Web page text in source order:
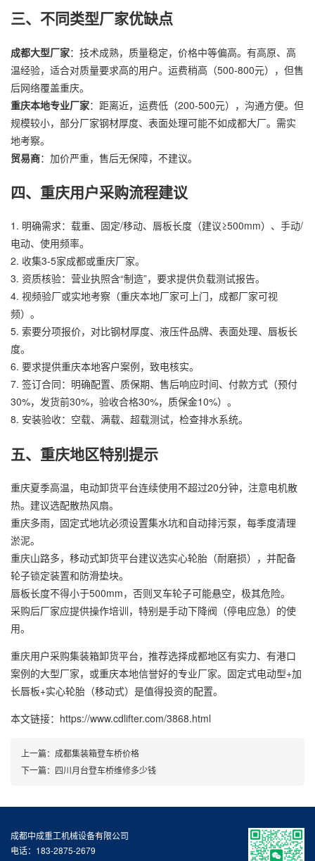
三、不同类型厂家优缺点
成都大型厂家：技术成熟，质量稳定，价格中等偏高。有高原、高
温经验，适合对质量要求高的用户。运费稍高（500-800元），但售
后网络覆盖重庆。
重庆本地专业厂家：距离近，运费低（200-500元），沟通方便。但
规模较小，部分厂家钢材厚度、表面处理可能不如成都大厂。需实
地考察。
贸易商：加价严重，售后无保障，不建议。
四、重庆用户采购流程建议
1. 明确需求：载重、固定/移动、唇板长度（建议≥500mm）、手动/
电动、使用频率。
2. 收集3-5家成都或重庆厂家。
3. 资质核验：营业执照含“制造”，要求提供负载测试报告。
4. 视频验厂或实地考察（重庆本地厂家可上门，成都厂家可视
频）。
5. 索要分项报价，对比钢材厚度、液压件品牌、表面处理、唇板长
度。
6. 要求提供重庆本地客户案例，致电核实。
7. 签订合同：明确配置、质保期、售后响应时间、付款方式（预付
30%，发货前30%，验收合格30%，质保金10%）。
8. 安装验收：空载、满载、超载测试，检查排水系统。
五、重庆地区特别提示
重庆夏季高温，电动卸货平台连续使用不超过20分钟，注意电机散
热。建议选配散热风扇。
重庆多雨，固定式地坑必须设置集水坑和自动排污泵，每季度清理
淤泥。
重庆山路多，移动式卸货平台建议选实心轮胎（耐磨损），并配备
轮子锁定装置和防滑垫块。
唇板长度不得小于500mm，否则叉车轮子可能悬空，极其危险。
采购后厂家应提供操作培训，特别是手动下降阀（停电应急）的使
用。
重庆用户采购集装箱卸货平台，推荐选择成都地区有实力、有港口
案例的大型厂家，或重庆本地信誉好的专业厂家。固定式电动型+加
长唇板+实心轮胎（移动式）是值得投资的配置。
本文链接：https://www.cdlifter.com/3868.html
上一篇： 成都集装箱登车桥价格
下一篇： 四川月台登车桥维修多少钱
成都中成重工机械设备有限公司
电话：183-2875-2679